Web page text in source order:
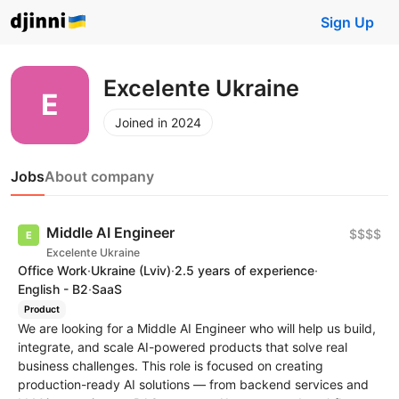
Sign Up
Excelente Ukraine
Joined in 2024
JobsAbout company
Middle AI Engineer
Excelente Ukraine
$$$$
Office Work·Ukraine (Lviv)·2.5 years of experience·
English - B2·SaaS
Product
We are looking for a Middle AI Engineer who will help us build,
integrate, and scale AI-powered products that solve real
business challenges. This role is focused on creating
production-ready AI solutions — from backend services and